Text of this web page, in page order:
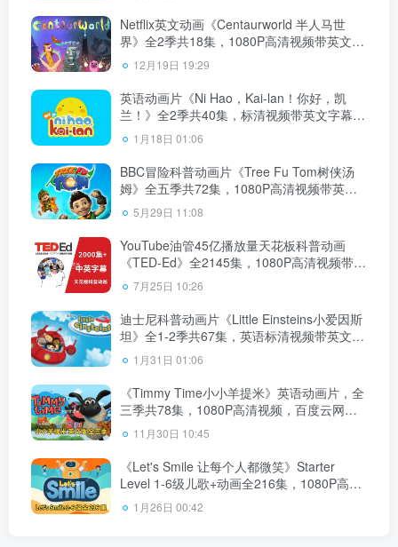
Netflix英文动画《Centaurworld 半人马世
界》全2季共18集，1080P高清视频带英文字
幕，百度云网盘下载！
12月19日 19:29
英语动画片《Ni Hao，Kai-lan！你好，凯
兰！》全2季共40集，标清视频带英文字幕，
百度云网盘下载！
1月18日 01:06
BBC冒险科普动画片《Tree Fu Tom树侠汤
姆》全五季共72集，1080P高清视频带英文
字幕，百度云网盘下载！
5月29日 11:08
YouTube油管45亿播放量天花板科普动画
《TED-Ed》全2145集，1080P高清视频带中
英文字幕，百度云网盘下载！
7月25日 10:26
迪士尼科普动画片《Little Einsteins小爱因斯
坦》全1-2季共67集，英语标清视频带英文字
幕，百度云网盘下载！
1月31日 01:06
《Timmy Time小小羊提米》英语动画片，全
三季共78集，1080P高清视频，百度云网盘
下载！
11月30日 10:45
《Let's Smile 让每个人都微笑》Starter
Level 1-6级儿歌+动画全216集，1080P高清
视频带英文字幕，百度云网盘下载！
1月26日 00:42